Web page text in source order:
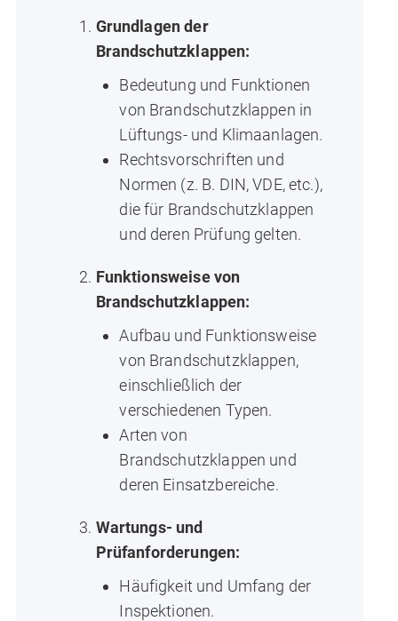
Grundlagen der
Brandschutzklappen:
Bedeutung und Funktionen
von Brandschutzklappen in
Lüftungs- und Klimaanlagen.
Rechtsvorschriften und
Normen (z. B. DIN, VDE, etc.),
die für Brandschutzklappen
und deren Prüfung gelten.
Funktionsweise von
Brandschutzklappen:
Aufbau und Funktionsweise
von Brandschutzklappen,
einschließlich der
verschiedenen Typen.
Arten von
Brandschutzklappen und
deren Einsatzbereiche.
Wartungs- und
Prüfanforderungen:
Häufigkeit und Umfang der
Inspektionen.